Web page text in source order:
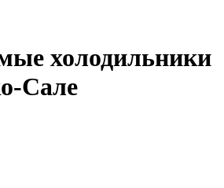
холодильники
Сале